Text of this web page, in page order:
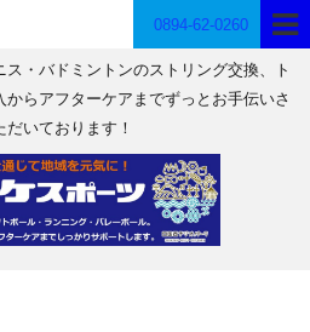
0894-62-0260
・バドミントンのストリング交換、ト
らアフターケアまでずっとお手伝いさ
だいております！